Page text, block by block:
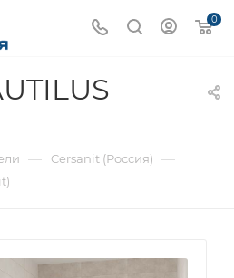
0
— Cersanit (Россия) —